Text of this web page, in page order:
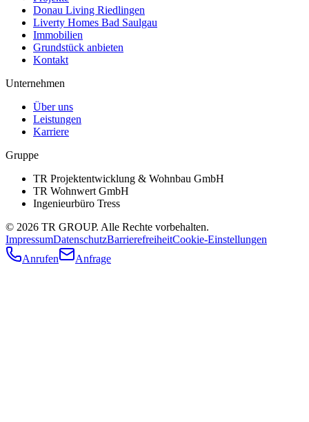
Donau Living Riedlingen
Liverty Homes Bad Saulgau
Immobilien
Grundstück anbieten
Kontakt
Unternehmen
Über uns
Leistungen
Karriere
Gruppe
TR Projektentwicklung & Wohnbau GmbH
TR Wohnwert GmbH
Ingenieurbüro Tress
© 2026 TR GROUP. Alle Rechte vorbehalten.
ImpressumDatenschutzBarrierefreiheitCookie-Einstellungen
Anrufen
Anfrage